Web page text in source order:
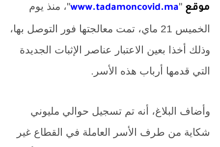
موقع "
www.tadamoncovid.ma"، منذ يوم
الخميس 21 ماي، تمت معالجتها فور التوصل بها،
وذلك أخذا بعين الاعتبار عناصر الإثبات الجديدة
التي قدمها أرباب هذه الأسر.
وأضاف البلاغ، أنه تم تسجيل حوالي مليوني
شكاية من طرف الأسر العاملة في القطاع غير